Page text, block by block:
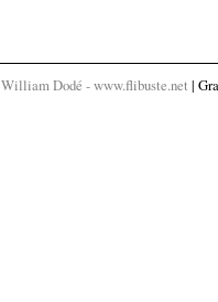
William Dodé - www.flibuste.net |